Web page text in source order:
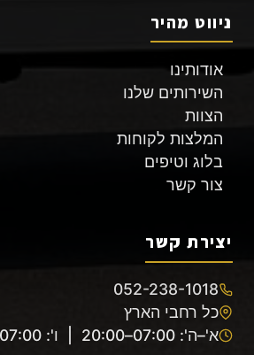
ניווט מהיר
אודותינו
השירותים שלנו
הצוות
המלצות לקוחות
בלוג וטיפים
צור קשר
יצירת קשר
052-238-1018
כל רחבי הארץ
א'–ה': 07:00–20:00 | ו': 07:00–13:00